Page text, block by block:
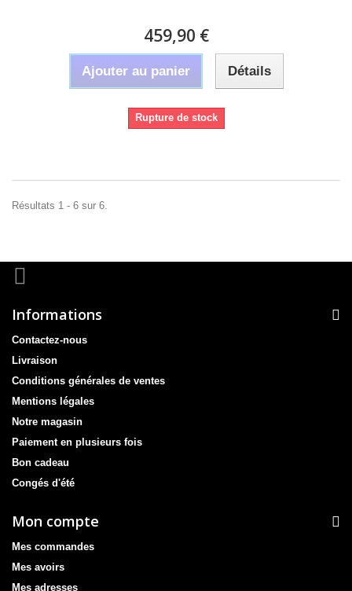
459,90 €
Ajouter au panier Détails
Rupture de stock
Résultats 1 - 6 sur 6.
Informations
Contactez-nous
Livraison
Conditions générales de ventes
Mentions légales
Notre magasin
Paiement en plusieurs fois
Bon cadeau
Congés d'été
Mon compte
Mes commandes
Mes avoirs
Mes adresses